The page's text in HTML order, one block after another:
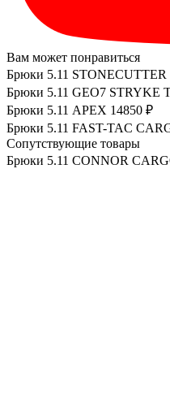
Вам может понравиться
Брюки 5.11 STONECUTTER
Брюки 5.11 GEO7 STRYKE
Брюки 5.11 APEX 14850 ₽
Брюки 5.11 FAST-TAC
Сопутствующие товары
Брюки 5.11 CONNOR